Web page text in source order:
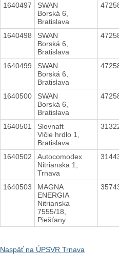
1640497
SWAN
Borská 6,
Bratislava
1640498
SWAN
Borská 6,
Bratislava
1640499
SWAN
Borská 6,
Bratislava
1640500
SWAN
Borská 6,
Bratislava
1640501
Slovnaft
Vlčie hrdlo 1,
Bratislava
1640502
Autocomodex
Nitrianska 1,
Trnava
1640503
MAGNA
ENERGIA
Nitrianska
7555/18,
Piešťany
Naspäť na ÚPSVR Trnava